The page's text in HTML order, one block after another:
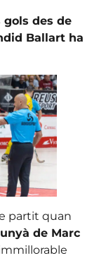
gols des de
Ballart ha
partit quan
de Marc